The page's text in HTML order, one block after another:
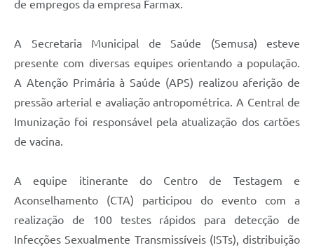
de empregos da empresa Farmax.
A Secretaria Municipal de Saúde (Semusa) esteve
presente com diversas equipes orientando a população.
A Atenção Primária à Saúde (APS) realizou aferição de
pressão arterial e avaliação antropométrica. A Central de
Imunização foi responsável pela atualização dos cartões
de vacina.
A equipe itinerante do Centro de Testagem e
Aconselhamento (CTA) participou do evento com a
realização de 100 testes rápidos para detecção de
Infecções Sexualmente Transmissíveis (ISTs), distribuição